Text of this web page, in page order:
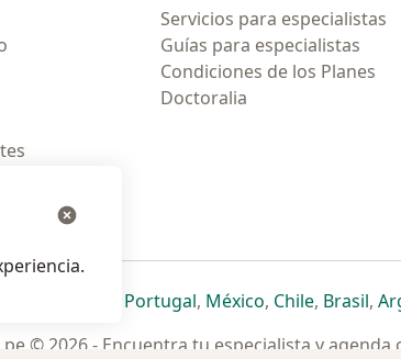
Servicios para especialistas
Guías para especialistas
Condiciones de los Planes
Doctoralia
nueva pestaña
en una nueva pestaña
se abre en una nueva pestaña
se abre en una nueva pestaña
Portugalse abre en una nueva
, Méxicose abre en una
, Chilese abre
, Brasilse
,
© 2026 - Encuentra tu especialista y agenda